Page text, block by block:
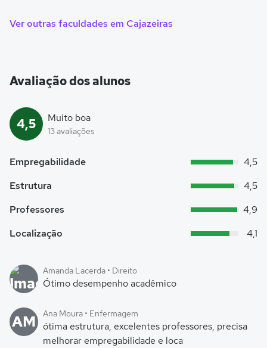
Ver outras faculdades em Cajazeiras
Avaliação dos alunos
4,5 Muito boa
13 avaliações
Empregabilidade
4,5
Estrutura
4,5
Professores
4,9
Localização
4,1
Amanda Lacerda • Direito
Ótimo desempenho acadêmico
AM Ana Moura • Enfermagem
ótima estrutura, excelentes professores, precisa
melhorar empregabilidade e loca